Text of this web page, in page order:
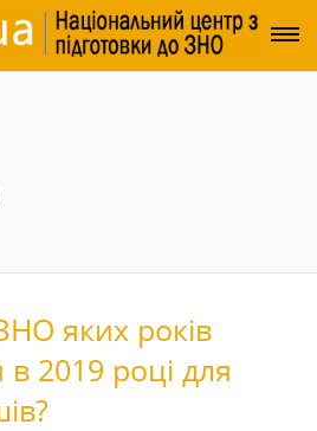
яких років
2019 році для